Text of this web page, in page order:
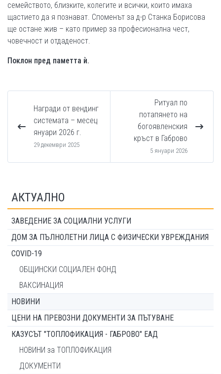
семейството, близките, колегите и всички, които имаха
щастието да я познават. Споменът за д-р Станка Борисова
ще остане жив – като пример за професионална чест,
човечност и отдаденост.
Поклон пред паметта ѝ.
Награди от вендинг
системата – месец
януари 2026 г.
29 декември 2025
Ритуал по
потапянето на
богоявленския
кръст в Габрово
5 януари 2026
АКТУАЛНО
ЗАВЕДЕНИЕ ЗА СОЦИАЛНИ УСЛУГИ
ДОМ ЗА ПЪЛНОЛЕТНИ ЛИЦА С ФИЗИЧЕСКИ УВРЕЖДАНИЯ
COVID-19
ОБЩИНСКИ СОЦИАЛЕН ФОНД
ВАКСИНАЦИЯ
НОВИНИ
ЦЕНИ НА ПРЕВОЗНИ ДОКУМЕНТИ ЗА ПЪТУВАНЕ
КАЗУСЪТ "ТОПЛОФИКАЦИЯ - ГАБРОВО" ЕАД
НОВИНИ за ТОПЛОФИКАЦИЯ
ДОКУМЕНТИ